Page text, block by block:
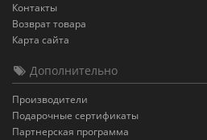
Контакты
Возврат товара
Карта сайта
Дополнительно
Производители
Подарочные сертификаты
Партнерская программа